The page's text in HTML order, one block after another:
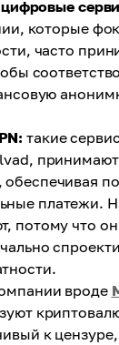
прозрачна
надёжным
секунду, а это
продавцом
меньше.
используйте
и сетевых
для
которые
часто
такие
платежи.
потому что
вроде
к